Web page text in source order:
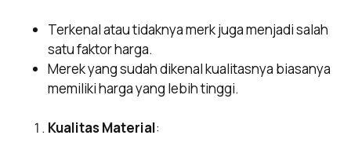
Terkenal atau tidaknya merk juga menjadi salah
satu faktor harga.
Merek yang sudah dikenal kualitasnya biasanya
memiliki harga yang lebih tinggi.
Kualitas Material: